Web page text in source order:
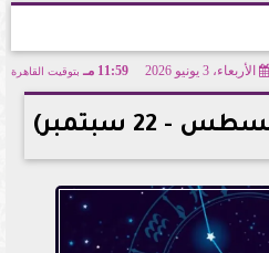
الأربعاء، 3 يونيو 2026 11:59 مـ بتوقيت القاهرة